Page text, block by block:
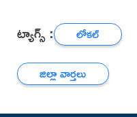
ట్యాగ్స్ : లోకల్
జిల్లా వార్తలు